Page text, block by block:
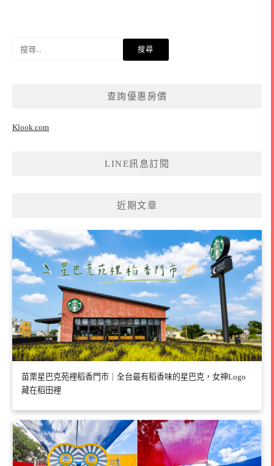
查詢優惠房價
Klook.com
LINE訊息訂閱
近期文章
苗栗星巴克苑裡稻香門市｜全台最有稻香味的星巴克，女神Logo
藏在稻田裡